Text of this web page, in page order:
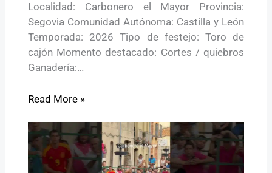
Localidad: Carbonero el Mayor Provincia:
Segovia Comunidad Autónoma: Castilla y León
Temporada: 2026 Tipo de festejo: Toro de
cajón Momento destacado: Cortes / quiebros
Ganadería:…
Read More »